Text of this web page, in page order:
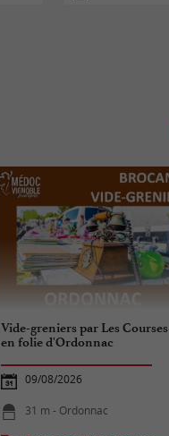
Vide-greniers par Les Courses
en folie d'Ordonnac
09/08/2026
31 m - Ordonnac